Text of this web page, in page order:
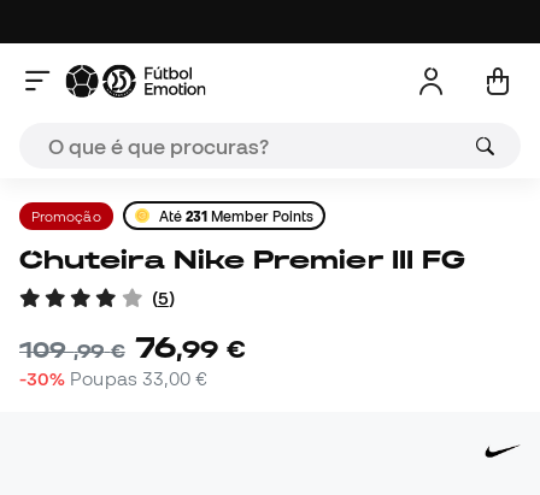
Promoção Até 231 Member Points
Chuteira Nike Premier III FG
(5)
109,99 € 76,99 €
-30% Poupas 33,00 €